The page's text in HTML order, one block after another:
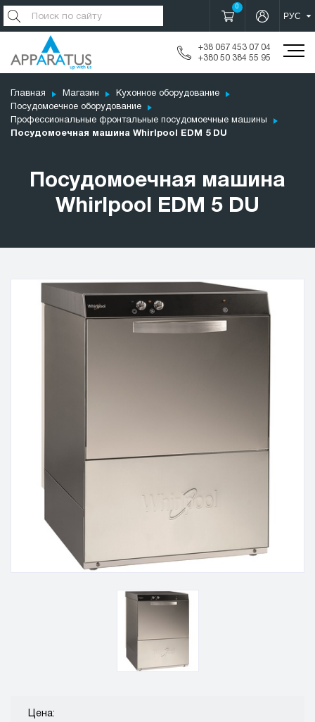
0
+38 067 453 07 04
+380 50 384 55 95
Главная Магазин
Кухонное оборудование
Посудомоечное оборудование
Профессиональные фронтальные посудомоечные машины
Посудомоечная машина Whirlpool EDM 5 DU
Посудомоечная машина
Whirlpool EDM 5 DU
Цена: